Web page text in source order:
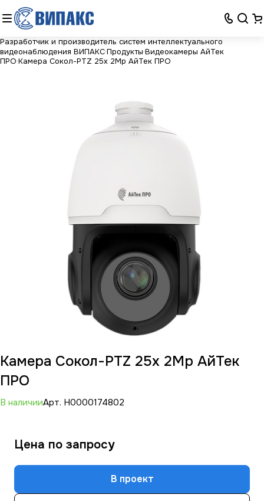
Разработчик и производитель систем интеллектуального
видеонаблюдения ВИПАКСПродукты Видеокамеры АйТек
ПРО Камера Сокол-PTZ 25x 2Mp АйТек ПРО
Камера Сокол-PTZ 25x 2Mp АйТек
ПРО
В наличииАрт. Н0000174802
Цена по запросу
В проект